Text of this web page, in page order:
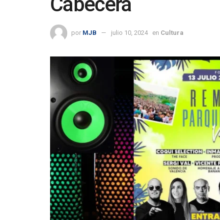
por MJB julio 10, 2024 en Cultura